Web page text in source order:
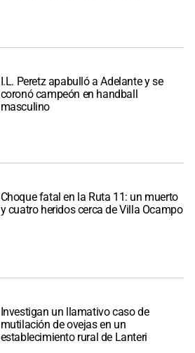
I.L. Peretz apabulló a Adelante y se
coronó campeón en handball
masculino
Choque fatal en la Ruta 11: un muerto
y cuatro heridos cerca de Villa Ocampo
Investigan un llamativo caso de
mutilación de ovejas en un
establecimiento rural de Lanteri